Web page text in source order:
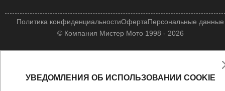
© Компания Мистер Мото 1998 - 2026
Политика конфиденциальностиОфертаПерсональные данные
УВЕДОМЛЕНИЯ ОБ ИСПОЛЬЗОВАНИИ COOKIE